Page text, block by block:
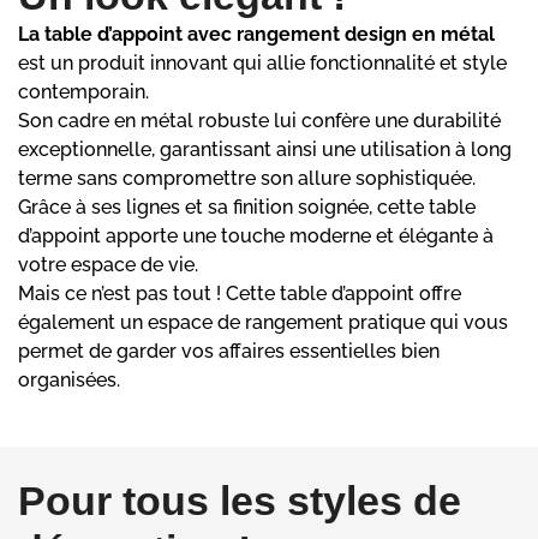
La table d’appoint avec rangement design en métal
est un produit innovant qui allie fonctionnalité et style
contemporain.
Son cadre en métal robuste lui confère une durabilité
exceptionnelle, garantissant ainsi une utilisation à long
terme sans compromettre son allure sophistiquée.
Grâce à ses lignes et sa finition soignée, cette table
d’appoint apporte une touche moderne et élégante à
votre espace de vie.
Mais ce n’est pas tout ! Cette table d’appoint offre
également un espace de rangement pratique qui vous
permet de garder vos affaires essentielles bien
organisées.
Pour tous les styles de